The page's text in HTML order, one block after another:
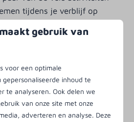
tijdens je verblijf op
natuur houdt, liever op het
bent in
te komen, voorziet Klein
gemakken. Tal van
gebruik van
voor een optimale
inhoud te
te analyseren. Ook delen we
van onze site met onze
adverteren en analyse. Deze